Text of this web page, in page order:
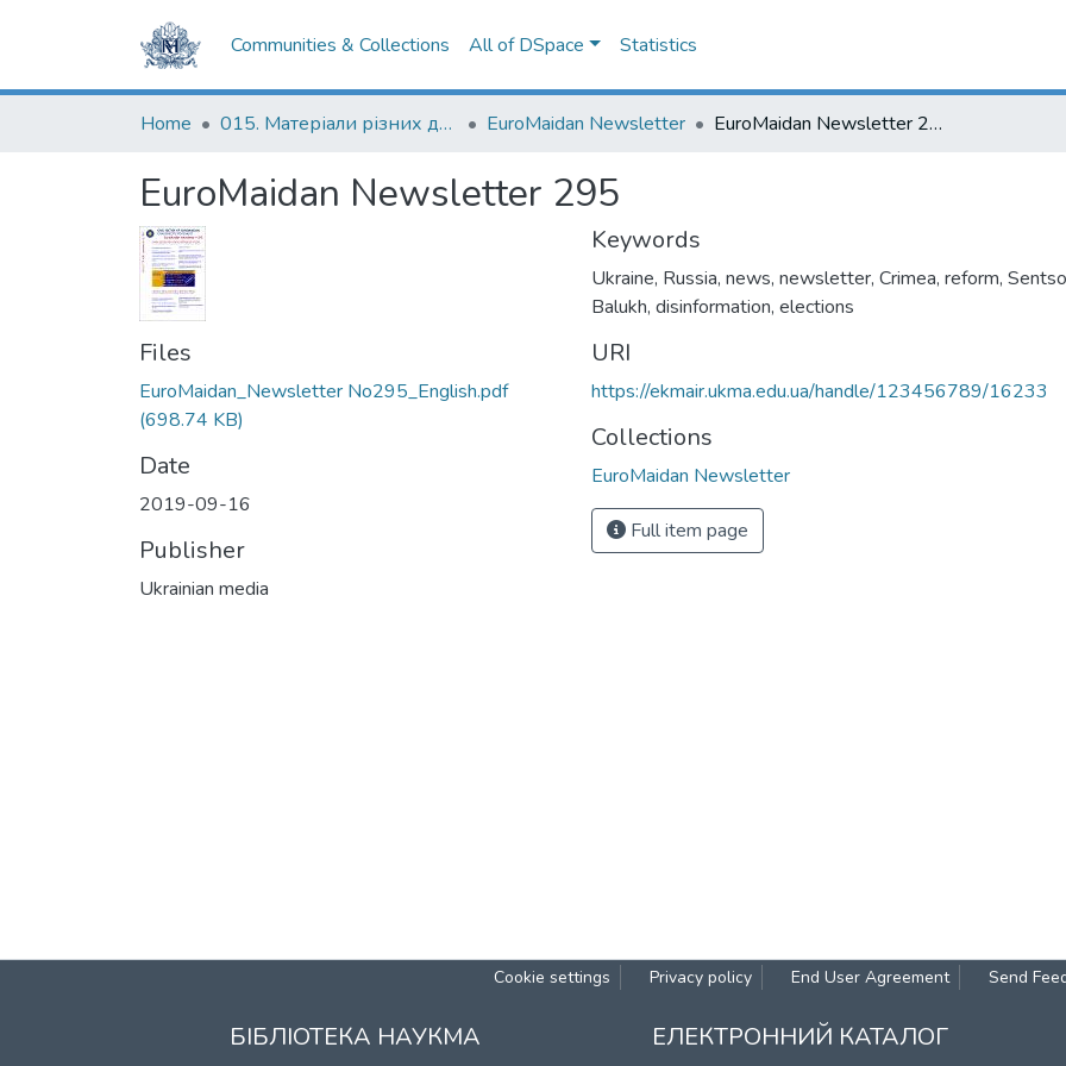
Communities & Collections All of DSpace Statistics
Home 015. Матеріали різних дослідників та організацій EuroMaidan Newsletter EuroMaidan Newsletter 295
EuroMaidan Newsletter 295
Files
EuroMaidan_Newsletter No295_English.pdf
(698.74 KB)
Date
2019-09-16
Publisher
Ukrainian media
Keywords
Ukraine, Russia, news, newsletter, Crimea, reform,
Balukh, disinformation, elections
URI
https://ekmair.ukma.edu.ua/handle/123456789/16233
Collections
EuroMaidan Newsletter
Full item page
Cookie settings Privacy policy End User Agreement Send
БІБЛІОТЕКА НАУКМА ЕЛЕКТРОННИЙ КАТАЛОГ